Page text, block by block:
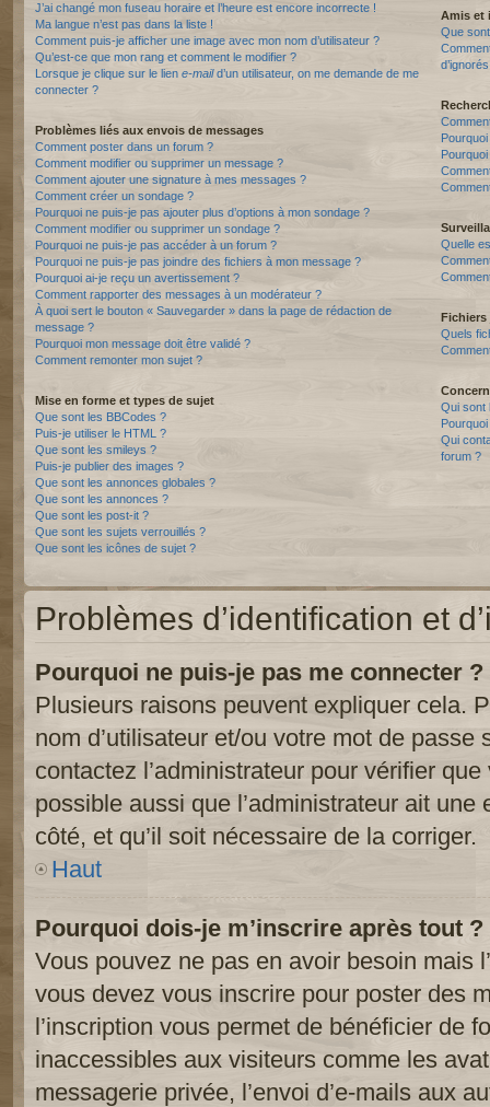
J’ai changé mon fuseau horaire et l’heure est encore incorrecte !
Ma langue n’est pas dans la liste !
Comment puis-je afficher une image avec mon nom d’utilisateur ?
Qu’est-ce que mon rang et comment le modifier ?
Lorsque je clique sur le lien e-maild’un utilisateur, on me demande de me
connecter ?
Problèmes liés aux envois de messages
Comment poster dans un forum ?
Comment modifier ou supprimer un message ?
Comment ajouter une signature à mes messages ?
Comment créer un sondage ?
Pourquoi ne puis-je pas ajouter plus d’options à mon sondage ?
Comment modifier ou supprimer un sondage ?
Pourquoi ne puis-je pas accéder à un forum ?
Pourquoi ne puis-je pas joindre des fichiers à mon message ?
Pourquoi ai-je reçu un avertissement ?
Comment rapporter des messages à un modérateur ?
À quoi sert le bouton « Sauvegarder » dans la page de rédaction de
message ?
Pourquoi mon message doit être validé ?
Comment remonter mon sujet ?
Mise en forme et types de sujet
Que sont les BBCodes ?
Puis-je utiliser le HTML ?
Que sont les smileys ?
Puis-je publier des images ?
Que sont les annonces globales ?
Que sont les annonces ?
Que sont les post-it ?
Que sont les sujets verrouillés ?
Que sont les icônes de sujet ?
Amis et
Que
Quelle
Quels
Qui sont
Qui
forum ?
Problèmes d’identification et
Pourquoi ne puis-je pas me connecter ?
Plusieurs raisons peuvent expliquer cela.
nom d’utilisateur et/ou votre mot de passe
contactez l’administrateur pour vérifier
possible aussi que l’administrateur ait
côté, et qu’il soit nécessaire de la corriger.
Haut
Pourquoi dois-je m’inscrire après tout ?
Vous pouvez ne pas en avoir besoin mais
vous devez vous inscrire pour poster des
l’inscription vous permet de bénéficier de
inaccessibles aux visiteurs comme les
messagerie privée, l’envoi d’e-mails aux